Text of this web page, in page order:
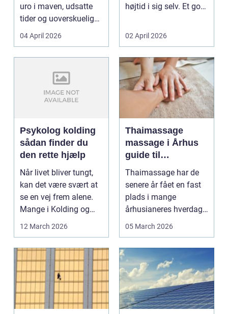
uro i maven, udsatte
tider og uoverskuelige
priser. Samtidig ved
04 April 2026
højtid i sig selv. Et godt
02 April 2026
Psykolog kolding
sådan finder du
den rette hjælp
Når livet bliver tungt,
kan det være svært at
se en vej frem alene.
Mange i Kolding og
omegn søger p...
12 March 2026
Thaimassage
massage i Århus
guide til
afslapning,
smidighed og
bedre velvære
Thaimassage har de
senere år fået en fast
plads i mange
århusianeres hverdag.
Flere bruger den både
05 March 2026